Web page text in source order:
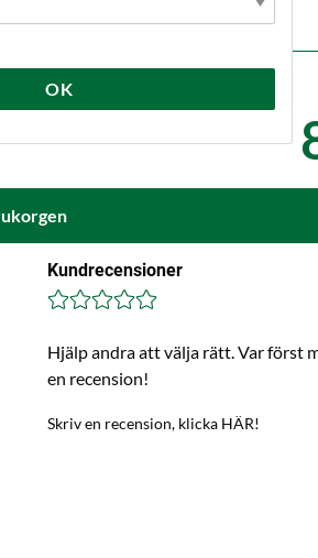
OK
Kundrecensioner
Hjälp andra att välja rätt. Var först
en recension!
Skriv en recension, klicka HÄR!